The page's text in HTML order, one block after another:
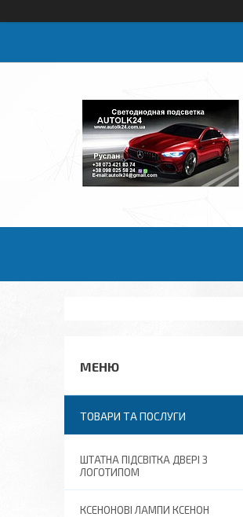
ТОВАРИ ТА ПОСЛУГИ
ШТАТНА ПІДСВІТКА ДВЕРІ З
ЛОГОТИПОМ
КСЕНОНОВІ ЛАМПИ КСЕНОН